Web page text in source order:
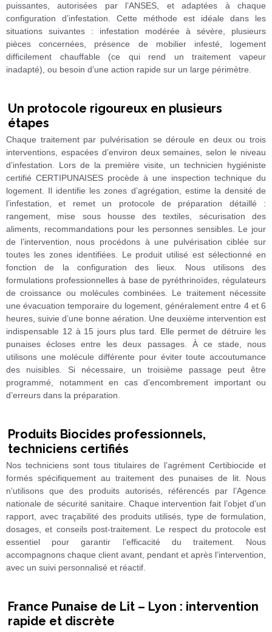
puissantes, autorisées par l’ANSES, et adaptées à chaque
configuration d’infestation. Cette méthode est idéale dans les
situations suivantes : infestation modérée à sévère, plusieurs
pièces concernées, présence de mobilier infesté, logement
difficilement chauffable (ce qui rend un traitement vapeur
inadapté), ou besoin d’une action rapide sur un large périmètre.
Un protocole rigoureux en plusieurs
étapes
Chaque traitement par pulvérisation se déroule en deux ou trois
interventions, espacées d’environ deux semaines, selon le niveau
d’infestation. Lors de la première visite, un technicien hygiéniste
certifié CERTIPUNAISES procède à une inspection technique du
logement. Il identifie les zones d’agrégation, estime la densité de
l’infestation, et remet un protocole de préparation détaillé :
rangement, mise sous housse des textiles, sécurisation des
aliments, recommandations pour les personnes sensibles. Le jour
de l’intervention, nous procédons à une pulvérisation ciblée sur
toutes les zones identifiées. Le produit utilisé est sélectionné en
fonction de la configuration des lieux. Nous utilisons des
formulations professionnelles à base de pyréthrinoïdes, régulateurs
de croissance ou molécules combinées. Le traitement nécessite
une évacuation temporaire du logement, généralement entre 4 et 6
heures, suivie d’une bonne aération. Une deuxième intervention est
indispensable 12 à 15 jours plus tard. Elle permet de détruire les
punaises écloses entre les deux passages. À ce stade, nous
utilisons une molécule différente pour éviter toute accoutumance
des nuisibles. Si nécessaire, un troisième passage peut être
programmé, notamment en cas d’encombrement important ou
d’erreurs dans la préparation.
Produits Biocides professionnels,
techniciens certifiés
Nos techniciens sont tous titulaires de l’agrément Certibiocide et
formés spécifiquement au traitement des punaises de lit. Nous
n’utilisons que des produits autorisés, référencés par l’Agence
nationale de sécurité sanitaire. Chaque intervention fait l’objet d’un
rapport, avec traçabilité des produits utilisés, type de formulation,
dosages, et conseils post-traitement. Le respect du protocole est
essentiel pour garantir l’efficacité du traitement. Nous
accompagnons chaque client avant, pendant et après l’intervention,
avec un suivi personnalisé et réactif.
France Punaise de Lit – Lyon : intervention
rapide et discrète